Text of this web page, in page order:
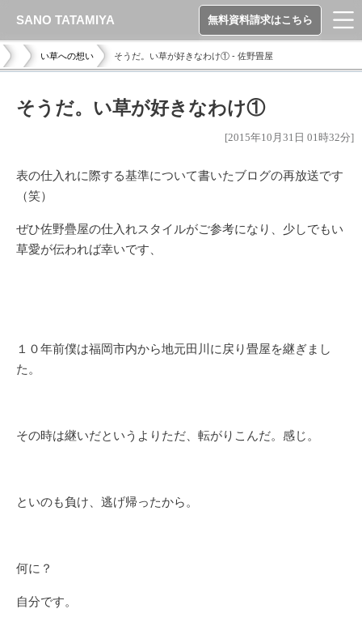
い草への想い そうだ。い草が好きなわけ① - 佐野畳屋
そうだ。い草が好きなわけ①
[2015年10月31日 01時32分]
表の仕入れに際する基準について書いたブログの再放送です
（笑）
ぜひ佐野疊屋の仕入れスタイルがご参考になり、少しでもい
草愛が伝われば幸いです、
１０年前僕は福岡市内から地元田川に戻り畳屋を継ぎまし
た。
その時は継いだというよりただ、転がりこんだ。感じ。
といのも負け、逃げ帰ったから。
何に？
自分です。
SANO TATAMIYA 無料資料請求はこちら